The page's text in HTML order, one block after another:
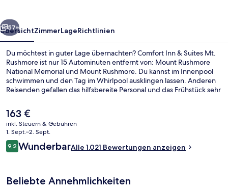
Weiter
57+
ÜbersichtZimmerLageRichtlinien
Du möchtest in guter Lage übernachten? Comfort Inn & Suites Mt.
Rushmore ist nur 15 Autominuten entfernt von: Mount Rushmore
National Memorial und Mount Rushmore. Du kannst im Innenpool
schwimmen und den Tag im Whirlpool ausklingen lassen. Anderen
Reisenden gefallen das hilfsbereite Personal und das Frühstück sehr
Der
aktuelle
Preis
beträgt
163 €.
163 €
inkl. Steuern & Gebühren
1. Sept.–2. Sept.
Bewertungen
9,29,2 von 10.
WunderbarAlle 1.021 Bewertungen anzeigen
Beliebte Annehmlichkeiten